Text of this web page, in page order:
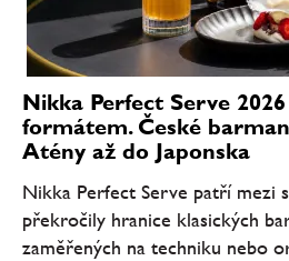
Nikka Perfect Serve
formátem. České
Atény až do Japonska
Nikka Perfect Serve patří mezi
překročily hranice klasických
zaměřených na techniku nebo